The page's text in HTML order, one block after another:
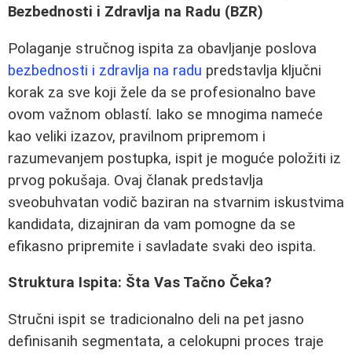
Bezbednosti i Zdravlja na Radu (BZR)
Polaganje stručnog ispita za obavljanje poslova
bezbednosti i zdravlja na radu predstavlja ključni
korak za sve koji žele da se profesionalno bave
ovom važnom oblastí. Iako se mnogima nameće
kao veliki izazov, pravilnom pripremom i
razumevanjem postupka, ispit je moguće položiti iz
prvog pokušaja. Ovaj članak predstavlja
sveobuhvatan vodič baziran na stvarnim iskustvima
kandidata, dizajniran da vam pomogne da se
efikasno pripremite i savladate svaki deo ispita.
Struktura Ispita: Šta Vas Tačno Čeka?
Stručni ispit se tradicionalno deli na pet jasno
definisanih segmentata, a celokupni proces traje